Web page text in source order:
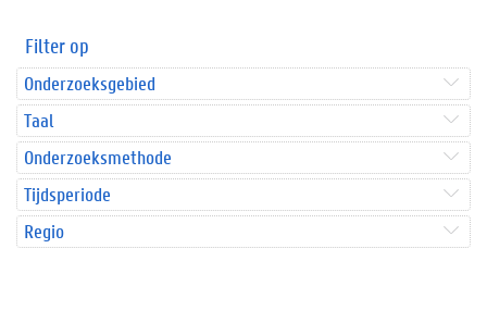
Filter op
Onderzoeksgebied
Taal
Onderzoeksmethode
Tijdsperiode
Regio